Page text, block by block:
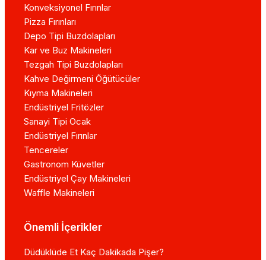
Konveksiyonel Fırınlar
Pizza Fırınları
Depo Tipi Buzdolapları
Kar ve Buz Makineleri
Tezgah Tipi Buzdolapları
Kahve Değirmeni Öğütücüler
Kıyma Makineleri
Endüstriyel Fritözler
Sanayi Tipi Ocak
Endüstriyel Fırınlar
Tencereler
Gastronom Küvetler
Endüstriyel Çay Makineleri
Waffle Makineleri
Önemli İçerikler
Düdüklüde Et Kaç Dakikada Pişer?